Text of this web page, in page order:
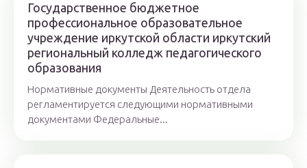
Государственное бюджетное
профессиональное образовательное
учреждение иркутской области иркутский
региональный колледж педагогического
образования
Нормативные документы Деятельность отдела
регламентируется следующими нормативными
документами Федеральные...